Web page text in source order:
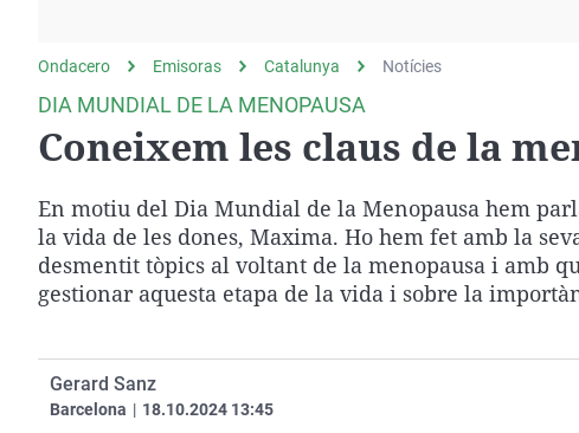
gato
Operación Viuda
Negra
Navarra
Ondacero Emisoras Catalunya Notícies
DIA MUNDIAL DE LA MENOPAUSA
Coneixem les claus de la
En motiu del Dia Mundial de la Menopausa hem
la vida de les dones, Maxima. Ho hem fet amb la
desmentit tòpics al voltant de la menopausa i amb
gestionar aquesta etapa de la vida i sobre la
Gerard Sanz
Barcelona | 18.10.2024 13:45